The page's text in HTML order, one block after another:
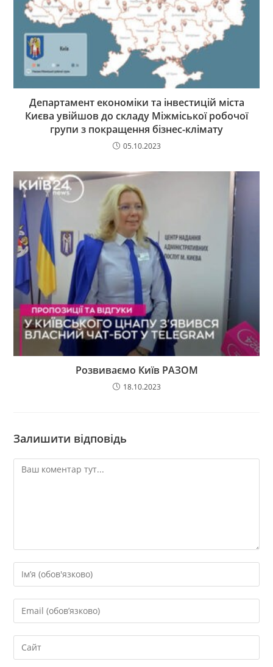
Департамент економіки та інвестицій міста
Києва увійшов до складу Міжміської робочої
групи з покращення бізнес-клімату
05.10.2023
Розвиваємо Київ РАЗОМ
18.10.2023
Залишити відповідь